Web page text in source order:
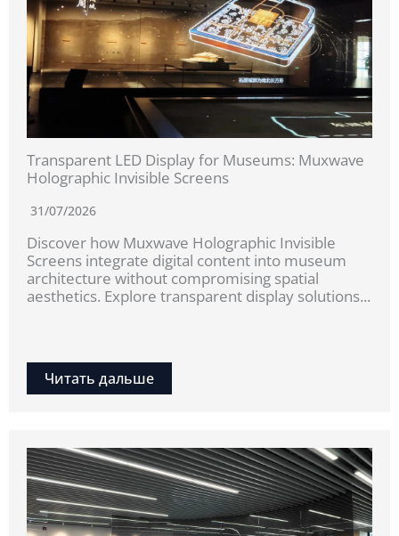
Transparent LED Display for Museums: Muxwave
Holographic Invisible Screens
31/07/2026
Discover how Muxwave Holographic Invisible
Screens integrate digital content into museum
architecture without compromising spatial
aesthetics. Explore transparent display solutions...
Читать дальше